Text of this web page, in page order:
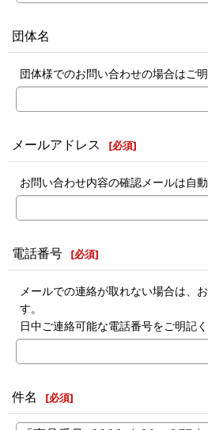
団体名
団体様でのお問い合わせの場合はご明
メールアドレス [必須]
お問い合わせ内容の確認メールは自動
電話番号 [必須]
メールでの連絡が取れない場合は、
す。
日中ご連絡可能な電話番号をご明記く
件名 [必須]